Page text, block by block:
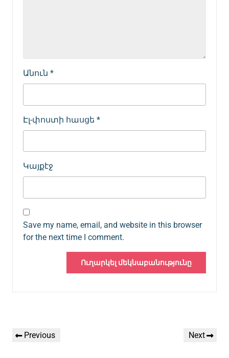
Անուն *
Էլ-փոստի հասցե *
Կայքէջ
Save my name, email, and website in this browser
for the next time I comment.
նավարկումը
Previous
Previous
Next
Next